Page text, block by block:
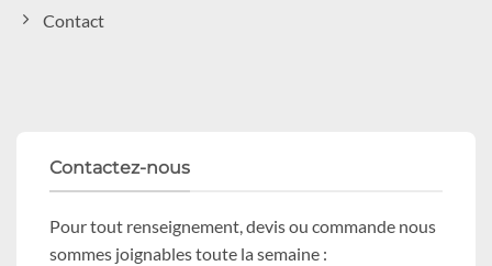
Contact
Contactez-nous
Pour tout renseignement, devis ou commande nous
sommes joignables toute la semaine :